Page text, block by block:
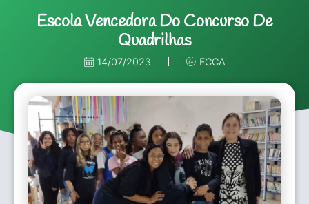
Escola Vencedora Do Concurso De
Quadrilhas
14/07/2023 FCCA